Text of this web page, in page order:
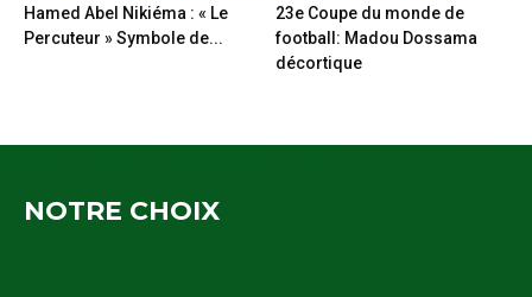
Hamed Abel Nikiéma : « Le
Percuteur » Symbole de...
23e Coupe du monde de
football: Madou Dossama
décortique
NOTRE CHOIX